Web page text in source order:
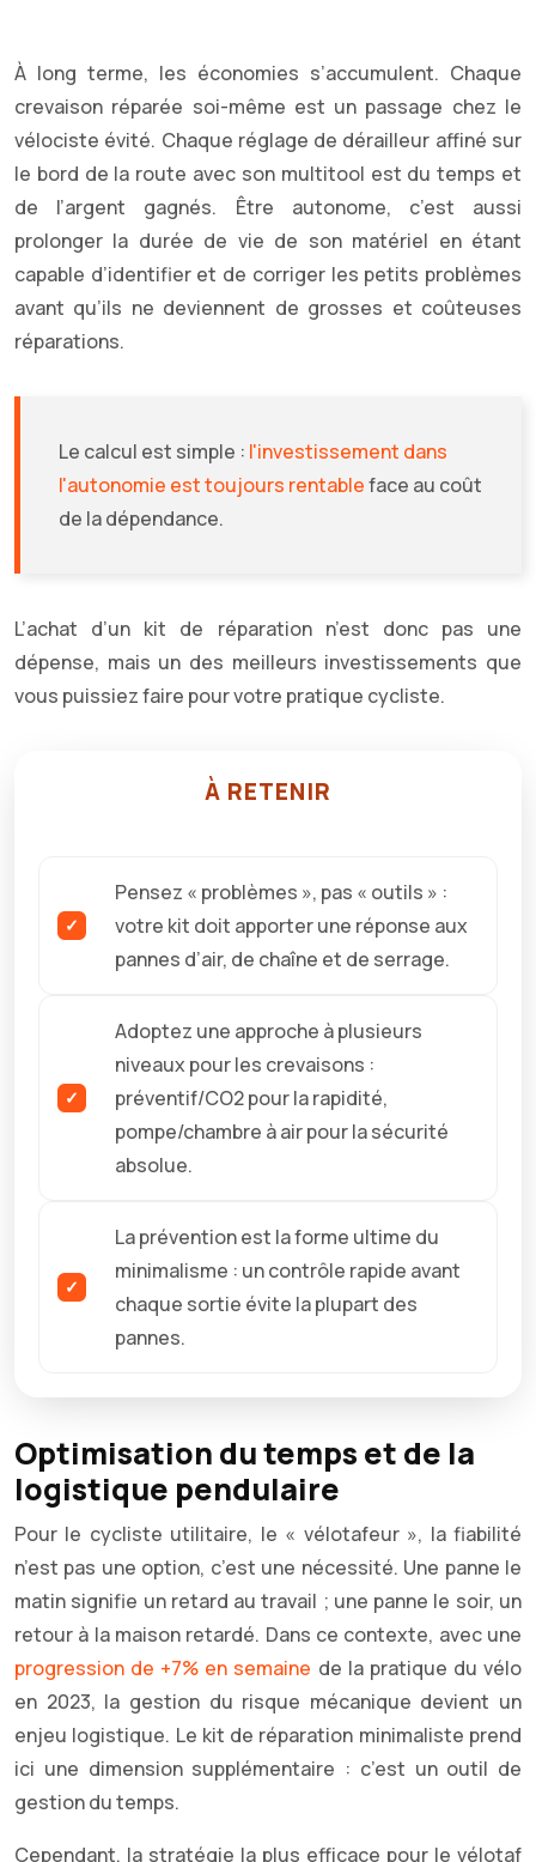
À long terme, les économies s’accumulent. Chaque
crevaison réparée soi-même est un passage chez le
vélociste évité. Chaque réglage de dérailleur affiné sur
le bord de la route avec son multitool est du temps et
de l’argent gagnés. Être autonome, c’est aussi
prolonger la durée de vie de son matériel en étant
capable d’identifier et de corriger les petits problèmes
avant qu’ils ne deviennent de grosses et coûteuses
réparations.
Le calcul est simple : l'investissement dans
l'autonomie est toujours rentableface au coût
de la dépendance.
L’achat d’un kit de réparation n’est donc pas une
dépense, mais un des meilleurs investissements que
vous puissiez faire pour votre pratique cycliste.
À RETENIR
Pensez « problèmes », pas « outils » :
votre kit doit apporter une réponse aux
pannes d’air, de chaîne et de serrage.
Adoptez une approche à plusieurs
niveaux pour les crevaisons :
préventif/CO2 pour la rapidité,
pompe/chambre à air pour la sécurité
absolue.
La prévention est la forme ultime du
minimalisme : un contrôle rapide avant
chaque sortie évite la plupart des
pannes.
Optimisation du temps et de la
logistique pendulaire
Pour le cycliste utilitaire, le « vélotafeur », la fiabilité
n’est pas une option, c’est une nécessité. Une panne le
matin signifie un retard au travail ; une panne le soir, un
retour à la maison retardé. Dans ce contexte, avec une
progression de +7% en semaine de la pratique du vélo
en 2023, la gestion du risque mécanique devient un
enjeu logistique. Le kit de réparation minimaliste prend
ici une dimension supplémentaire : c’est un outil de
gestion du temps.
Cependant, la stratégie la plus efficace pour le vélotaf